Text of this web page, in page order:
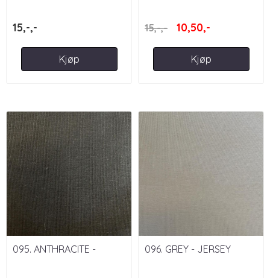
15,-,-
Kjøp
15,-,-
10,50,-
Kjøp
095. ANTHRACITE -
096. GREY - JERSEY